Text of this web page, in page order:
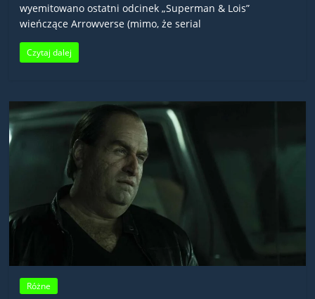
wyemitowano ostatni odcinek „Superman & Lois”
wieńczące Arrowverse (mimo, że serial
Czytaj dalej
Różne